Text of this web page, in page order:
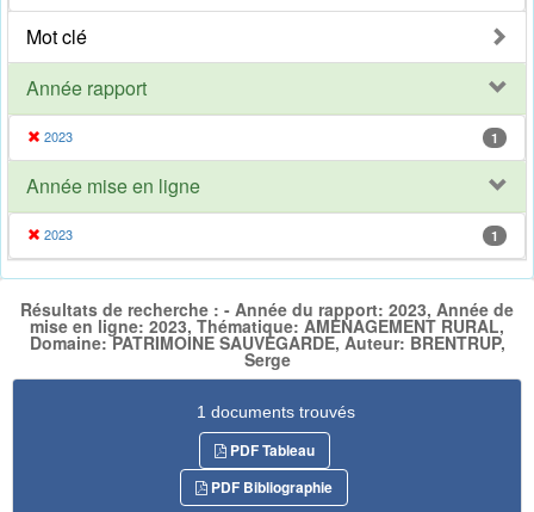
Mot clé
Année rapport
2023 1
Année mise en ligne
2023 1
Résultats de recherche : - Année du rapport: 2023, Année de
mise en ligne: 2023, Thématique: AMENAGEMENT RURAL,
Domaine: PATRIMOINE SAUVEGARDE, Auteur: BRENTRUP,
Serge
1 documents trouvés
PDF Tableau
PDF Bibliographie